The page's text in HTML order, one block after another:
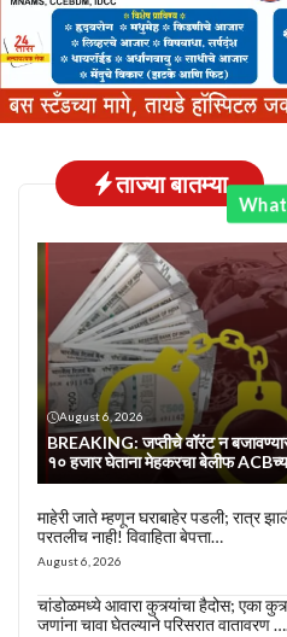
ताज्या बातम्या
August 6, 2026
BREAKING: जप्तीचे वॉरंट न
१० हजार घेताना मेहकरचा बेलीफ
माहेरी जाते म्हणून घराबाहेर पडली; रात्र
परतलीच नाही! विवाहिता बेपत्ता…
August 6, 2026
चांडोळमध्ये आवारा कुत्र्यांचा हैदोस; एका
जणांना चावा घेतल्याने परिसरात वातावरण